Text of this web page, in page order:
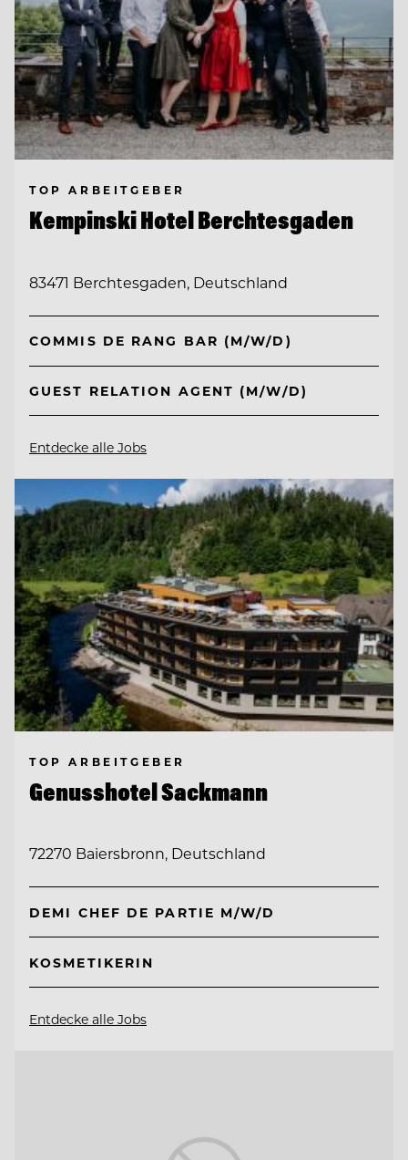
TOP ARBEITGEBER
Kempinski Hotel Berchtesgaden
83471 Berchtesgaden, Deutschland
COMMIS DE RANG BAR (M/W/D)
GUEST RELATION AGENT (M/W/D)
Entdecke alle Jobs
TOP ARBEITGEBER
Genusshotel Sackmann
72270 Baiersbronn, Deutschland
DEMI CHEF DE PARTIE M/W/D
KOSMETIKERIN
Entdecke alle Jobs